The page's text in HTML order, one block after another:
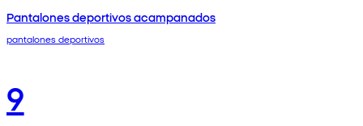
Pantalones deportivos acampanados
pantalones deportivos
9